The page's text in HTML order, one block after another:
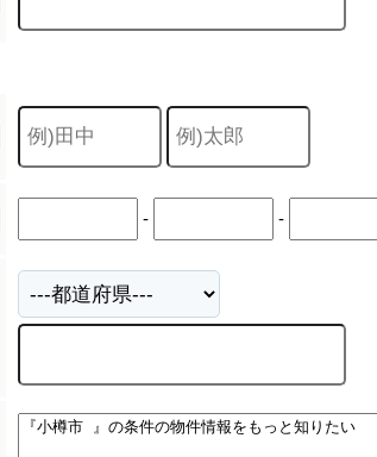
- -